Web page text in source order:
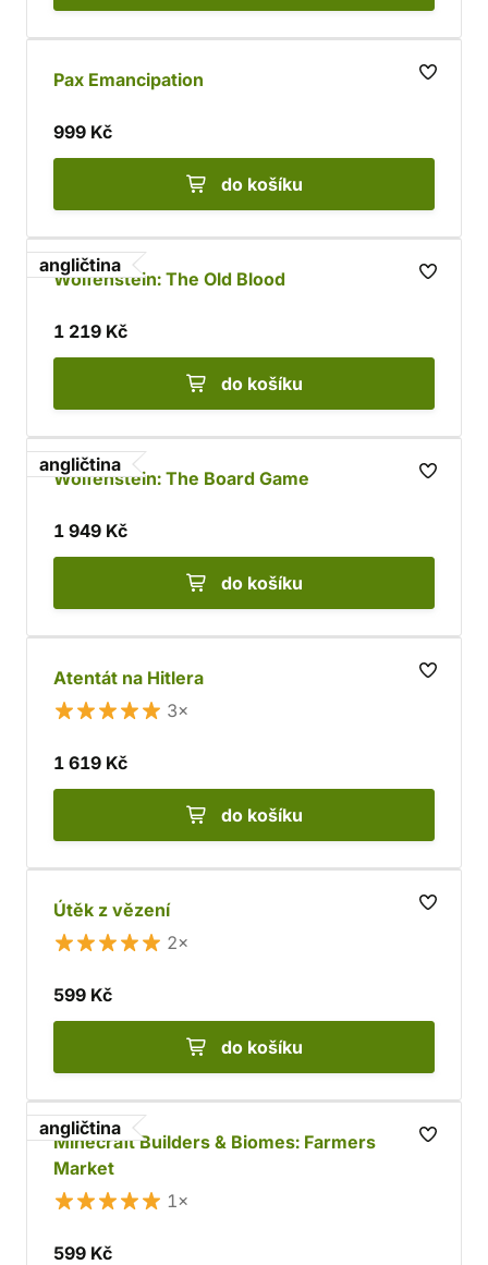
Pax Emancipation
999 Kč
do košíku
angličtina
Wolfenstein: The Old Blood
1 219 Kč
do košíku
angličtina
Wolfenstein: The Board Game
1 949 Kč
do košíku
Atentát na Hitlera
3×
1 619 Kč
do košíku
Útěk z vězení
2×
599 Kč
do košíku
angličtina
Minecraft Builders & Biomes: Farmers
Market
1×
599 Kč